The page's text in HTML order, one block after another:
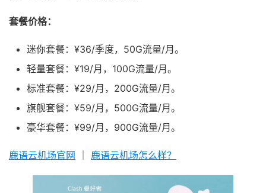
套餐价格：
迷你套餐：¥36/季度，50G流量/月。
轻量套餐：¥19/月，100G流量/月。
标准套餐：¥29/月，200G流量/月。
旗舰套餐：¥59/月，500G流量/月。
豪华套餐：¥99/月，900G流量/月。
鹿语云机场官网 鹿语云机场怎么样？